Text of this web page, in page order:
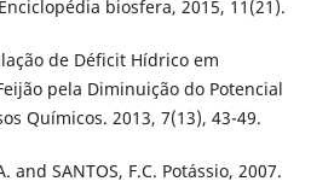
biosfera, 2015, 11(21).
de Déficit Hídrico em
pela Diminuição do Potencial
Químicos. 2013, 7(13), 43-49.
and SANTOS, F.C. Potássio, 2007.